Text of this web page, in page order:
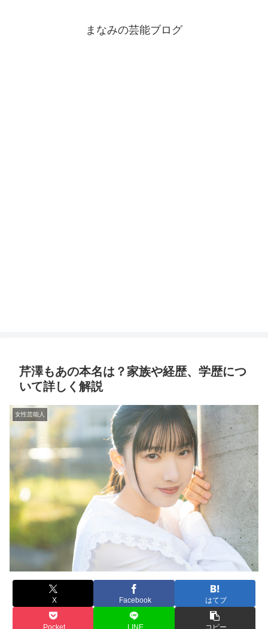
まなみの芸能ブログ
芹澤もあの本名は？家族や経歴、学歴につ
いて詳しく解説
女性芸能人
X Facebook はてブ
Pocket LINE コピー